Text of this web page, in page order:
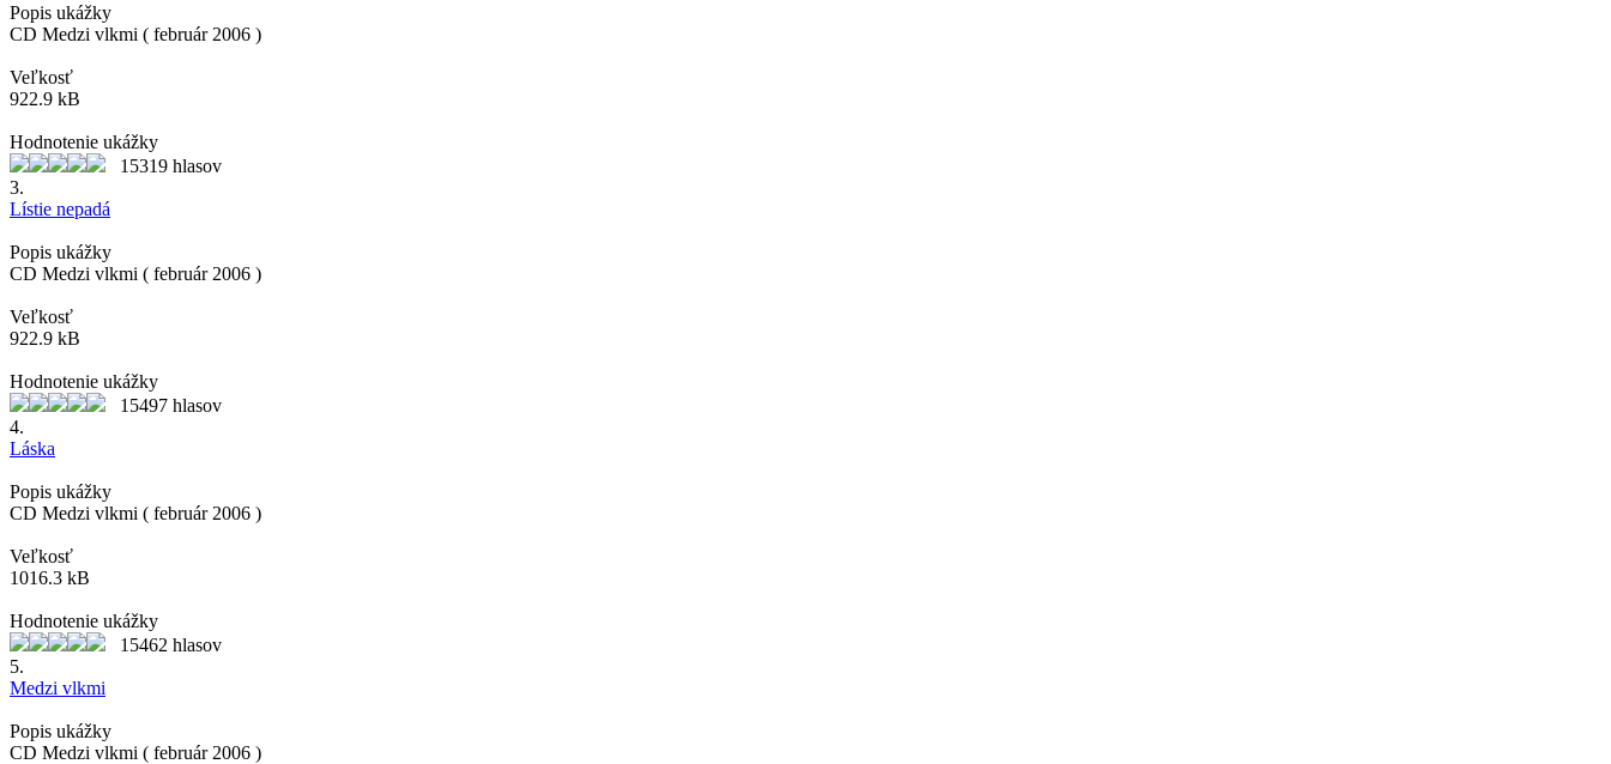
Popis ukážky
CD Medzi vlkmi ( február 2006 )
Veľkosť
922.9 kB
Hodnotenie ukážky
15319 hlasov
3.
Lístie nepadá
Popis ukážky
CD Medzi vlkmi ( február 2006 )
Veľkosť
922.9 kB
Hodnotenie ukážky
15497 hlasov
4.
Láska
Popis ukážky
CD Medzi vlkmi ( február 2006 )
Veľkosť
1016.3 kB
Hodnotenie ukážky
15462 hlasov
5.
Medzi vlkmi
Popis ukážky
CD Medzi vlkmi ( február 2006 )